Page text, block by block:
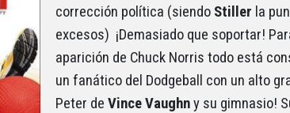
corrección política (siendo Stiller la
excesos) ¡Demasiado que soportar!
aparición de Chuck Norris todo está
un fanático del Dodgeball con un alto
Peter de Vince Vaughny su gimnasio!